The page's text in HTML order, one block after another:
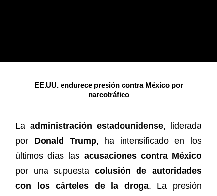
EE.UU. endurece presión contra México por
narcotráfico
Laadministración estadounidense, liderada
por Donald Trump, ha intensificado en los
últimos días las acusaciones contra México
por una supuesta colusión de autoridades
con los cárteles de la droga. La presión